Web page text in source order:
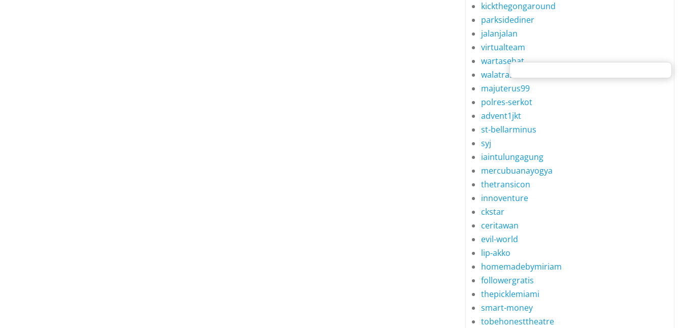
kickthegongaround
parksidediner
jalanjalan
virtualteam
wartasehat
walatrasehatmata
majuterus99
polres-serkot
advent1jkt
st-bellarminus
syj
iaintulungagung
mercubuanayogya
thetransicon
innoventure
ckstar
ceritawan
evil-world
lip-akko
homemadebymiriam
followergratis
thepicklemiami
smart-money
tobehonesttheatre